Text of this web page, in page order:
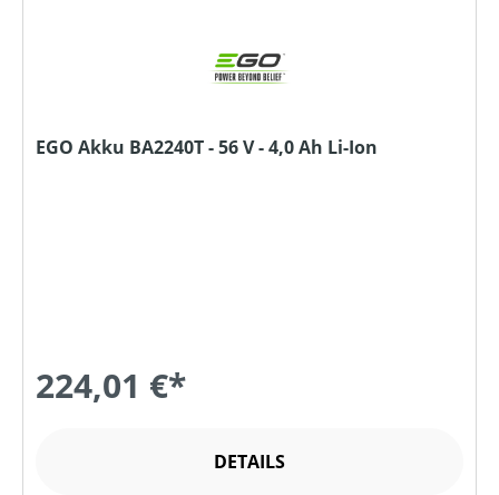
EGO Akku BA2240T - 56 V - 4,0 Ah Li-Ion
224,01 €*
DETAILS